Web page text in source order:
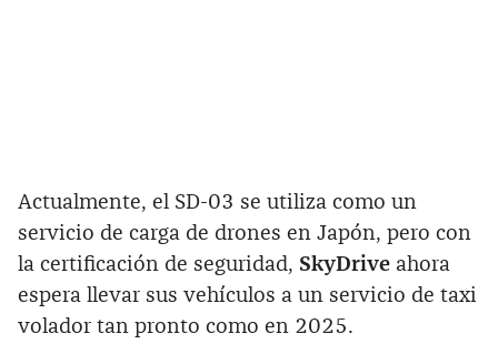
Actualmente, el SD-03 se utiliza como un
servicio de carga de drones en Japón, pero con
la certificación de seguridad, SkyDrive ahora
espera llevar sus vehículos a un servicio de taxi
volador tan pronto como en 2025.